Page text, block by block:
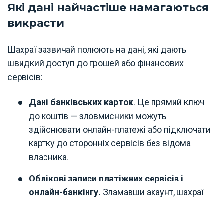
Які дані найчастіше намагаються
викрасти
Шахраї зазвичай полюють на дані, які дають
швидкий доступ до грошей або фінансових
сервісів:
Дані банківських карток. Це прямий ключ
до коштів — зловмисники можуть
здійснювати онлайн-платежі або підключати
картку до сторонніх сервісів без відома
власника.
Облікові записи платіжних сервісів і
онлайн-банкінгу. Зламавши акаунт, шахраї